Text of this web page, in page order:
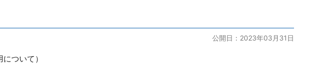
公開日：2023年03月31日
ついて）